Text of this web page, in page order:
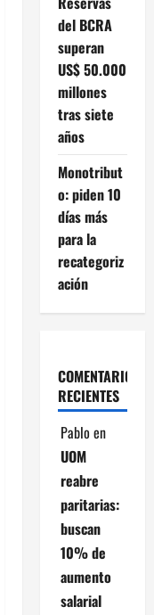
del BCRA
superan
US$ 50.000
millones
tras siete
años
Monotribut
o: piden 10
días más
para la
recategoriz
ación
COMENTARIOS
RECIENTES
Pablo en
UOM
reabre
paritarias:
buscan
10% de
aumento
salarial